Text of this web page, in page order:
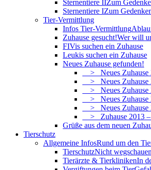
Sternentiere IIZum
Sternentiere IZum
Tier-Vermittlung
Infos Tier-Vermittlung
Zuhause gesucht!Wer will
FIVis suchen ein Zuhause
Leukis suchen ein Zuhause
Neues Zuhause gefunden!
> Neues Zuhause
> Neues Zuhause
> Neues Zuhause
> Neues Zuhause
> Neues Zuhause
> Zuhause 2013 –
Grüße aus dem neuen
Tierschutz
Allgemeine InfosRund um den
TierschutzNicht
Tierärzte & TierklinikenIn